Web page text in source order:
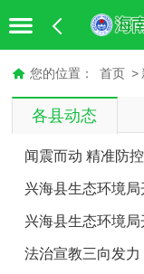
您的位置： 首页 >
各县动态
闻震而动 精准防
牢震后生态环境安
兴海县生态环境
题排查整治活动
兴海县生态环境
题排查整治活动
法治宣教三向发